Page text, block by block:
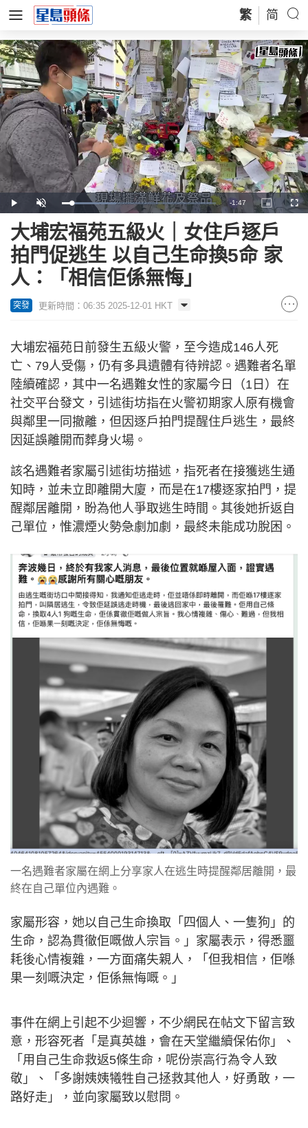
繁 简
Play Unmute Loaded:
35.23%
Remaining
Time
-1:47
Picture-
in-
大埔宏福苑五級火｜女住戶逐戶
拍門促逃生 以自己生命換5命 家
人：「相信佢係無悔」
突發 更新時間：06:35 2025-12-01 HKT
大埔宏福苑日前發生五級火警，至今造成146人死
亡、79人受傷，仍有多具遺體有待辨認。遇難者名單
陸續確認，其中一名遇難女性的家屬今日（1日）在
社交平台發文，引述街坊指在火警初期家人原有機會
與鄰里一同撤離，但因逐戶拍門提醒住戶逃生，最終
因延誤離開而葬身火場。
該名遇難者家屬引述街坊描述，指死者在接獲逃生通
知時，並未立即離開大廈，而是在17樓逐家拍門，提
醒鄰居離開，盼為他人爭取逃生時間。其後她折返自
己單位，惟濃煙火勢急劇加劇，最終未能成功脫困。
一名遇難者家屬在網上分享家人在逃生時提醒鄰居離開，最
終在自己單位內遇難。
家屬形容，她以自己生命換取「四個人、一隻狗」的
生命，認為貫徹佢嘅做人宗旨。」家屬表示，得悉噩
耗後心情複雜，一方面痛失親人，「但我相信，佢喺
果一刻嘅決定，佢係無悔嘅。」
事件在網上引起不少迴響，不少網民在帖文下留言致
意，形容死者「是真英雄，會在天堂繼續保佑你」、
「用自己生命救返5條生命，呢份崇高行為令人致
敬」、「多謝姨姨犧牲自己拯救其他人，好勇敢，一
路好走」，並向家屬致以慰問。